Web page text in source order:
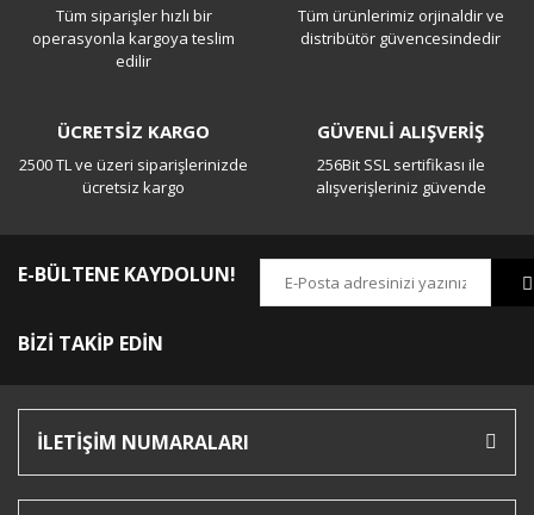
Yorum Yaz
Tüm siparişler hızlı bir
operasyonla kargoya teslim
edilir
Tüm ürünlerimiz orjinaldir ve
distribütör güvencesindedir
ÜCRETSİZ KARGO
2500 TL ve üzeri siparişlerinizde
ücretsiz kargo
GÜVENLİ ALIŞVERİŞ
256Bit SSL sertifikası ile
alışverişleriniz güvende
E-BÜLTENE KAYDOLUN!
BİZİ TAKİP EDİN
İLETİŞİM NUMARALARI